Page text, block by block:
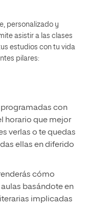
personalizado y
asistir a las clases
estudios con tu vida
pilares:
con
horario que mejor
verlas o te quedas
ellas en diferido
cómo
basándote en
implicadas